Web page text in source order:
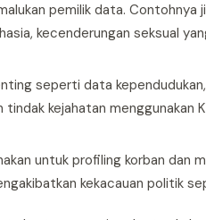
pemilik data.
kecenderungan seksual
seperti data
tindak kejahatan
untuk profiling korban dan
kekacauan politik